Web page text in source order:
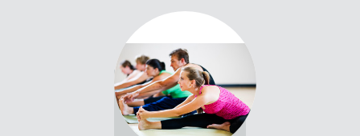
Productos
Yoga